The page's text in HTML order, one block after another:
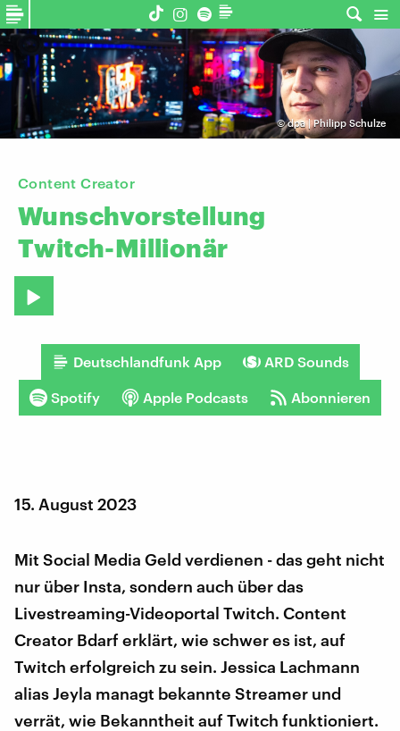
©dpa | Philipp Schulze
Content Creator
Wunschvorstellung
Twitch-Millionär
Deutschlandfunk App ARD Sounds
Spotify Apple Podcasts Abonnieren
15. August 2023
Mit Social Media Geld verdienen - das geht nicht
nur über Insta, sondern auch über das
Livestreaming-Videoportal Twitch. Content
Creator Bdarf erklärt, wie schwer es ist, auf
Twitch erfolgreich zu sein. Jessica Lachmann
alias Jeyla managt bekannte Streamer und
verrät, wie Bekanntheit auf Twitch funktioniert.